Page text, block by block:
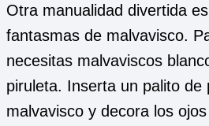
Otra manualidad divertida
fantasmas de malvavisco.
necesitas malvaviscos
piruleta. Inserta un palito de
malvavisco y decora los